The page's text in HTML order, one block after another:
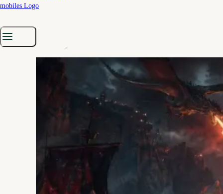
Westeros war nie ein Ort für gesunde Konfliktlösung. Wer dort ein
mit schlechter Impulskontrolle.